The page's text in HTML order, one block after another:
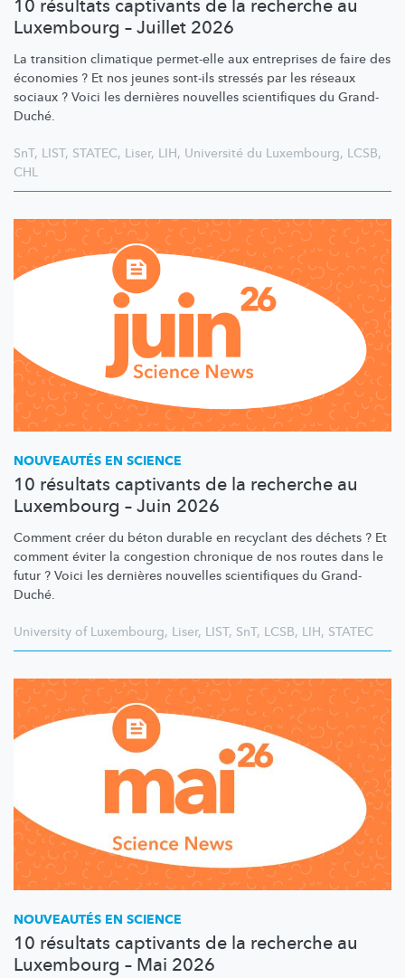
10 résultats captivants de la recherche au
Luxembourg – Juillet 2026
La transition climatique permet-elle aux entreprises de faire des
économies ? Et nos jeunes sont-ils stressés par les réseaux
sociaux ? Voici les dernières nouvelles scientifiques du Grand-
Duché.
SnT, LIST, STATEC, Liser, LIH, Université du Luxembourg, LCSB,
CHL
NOUVEAUTÉS EN SCIENCE
10 résultats captivants de la recherche au
Luxembourg – Juin 2026
Comment créer du béton durable en recyclant des déchets ? Et
comment éviter la congestion chronique de nos routes dans le
futur ? Voici les dernières nouvelles scientifiques du Grand-
Duché.
University of Luxembourg, Liser, LIST, SnT, LCSB, LIH, STATEC
NOUVEAUTÉS EN SCIENCE
10 résultats captivants de la recherche au
Luxembourg – Mai 2026